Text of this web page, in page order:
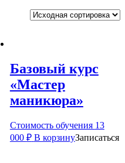
Базовый курс
«Мастер
маникюра»
Стоимость обучения 13
000 ₽ В корзинуЗаписаться